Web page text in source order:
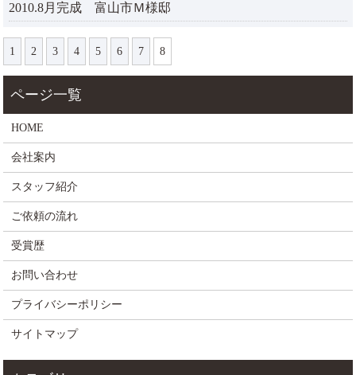
2010.8月完成 富山市Ｍ様邸
1 2 3 4 5 6 7 8
HOME
会社案内
スタッフ紹介
ご依頼の流れ
受賞歴
お問い合わせ
プライバシーポリシー
サイトマップ